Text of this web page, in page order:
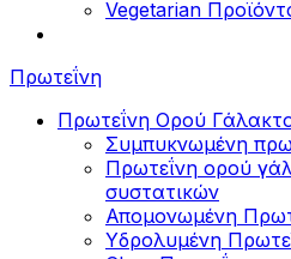
Vegetarian
Πρωτεΐνη
Πρωτεΐνη Ορού
Συμπυκνωμένη
Πρωτεΐνη ορού
συστατικών
Απομονωμένη
Υδρολυμένη